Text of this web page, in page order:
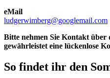
eMail
ludgerwimberg@googlemail.com
Bitte nehmen Sie Kontakt über
gewährleistet eine lückenlose
So findet ihr den